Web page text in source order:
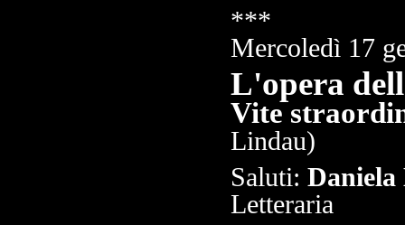
***
Mercoledì 17
L'opera
Vite
Lindau)
Saluti:
Letteraria